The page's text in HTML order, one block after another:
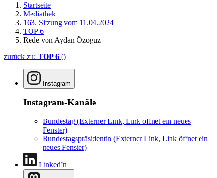
Startseite
Mediathek
163. Sitzung vom 11.04.2024
TOP 6
Rede von Aydan Özoguz
zurück zu: TOP 6 ()
Instagram
Instagram-Kanäle
Bundestag (Externer Link, Link öffnet ein neues
Fenster)
Bundestagspräsidentin (Externer Link, Link öffnet ein
neues Fenster)
LinkedIn